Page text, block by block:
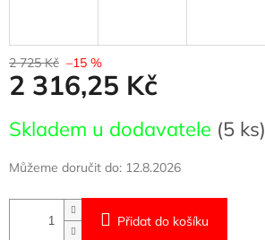
2 725 Kč –15 %
2 316,25 Kč
cena:
Skladem u dodavatele (5 ks)
Můžeme doručit do: 12.8.2026
Přidat do košíku